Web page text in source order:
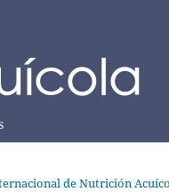
de Nutrición